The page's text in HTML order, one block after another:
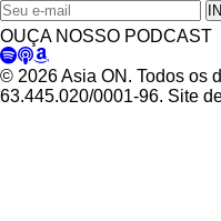
OUÇA NOSSO PODCAST
© 2026 Asia ON. Todos os
63.445.020/0001-96. Site